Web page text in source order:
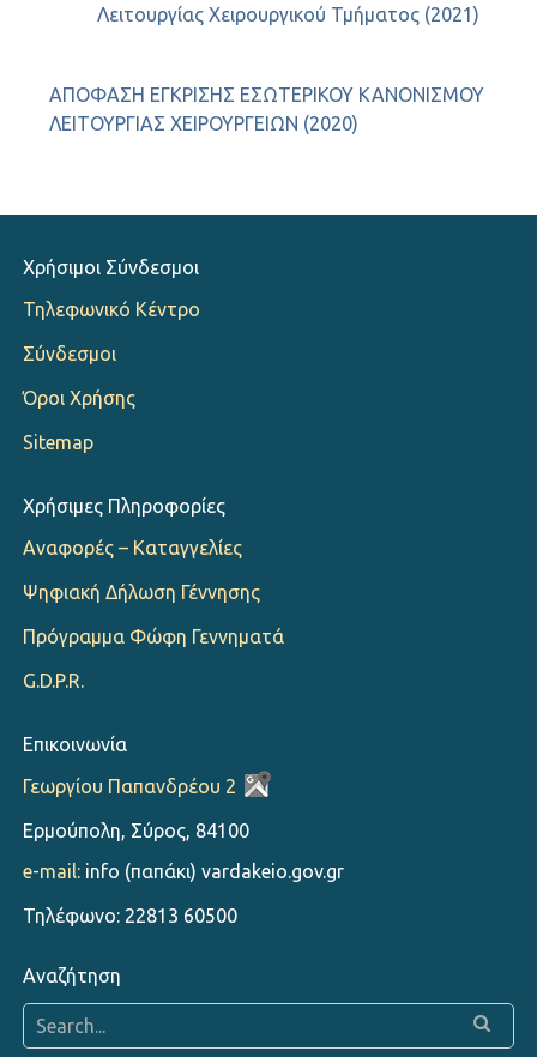
Λειτουργίας Χειρουργικού Τμήματος (2021)
ΑΠΟΦΑΣΗ ΕΓΚΡΙΣΗΣ ΕΣΩΤΕΡΙΚΟΥ ΚΑΝΟΝΙΣΜΟΥ
ΛΕΙΤΟΥΡΓΙΑΣ ΧΕΙΡΟΥΡΓΕΙΩΝ (2020)
Χρήσιμοι Σύνδεσμοι
Τηλεφωνικό Κέντρο
Σύνδεσμοι
Όροι Χρήσης
Sitemap
Χρήσιμες Πληροφορίες
Αναφορές – Καταγγελίες
Ψηφιακή Δήλωση Γέννησης
Πρόγραμμα Φώφη Γεννηματά
G.D.P.R.
Επικοινωνία
Γεωργίου Παπανδρέου 2
Ερμούπολη, Σύρος, 84100
e-mail:info (παπάκι) vardakeio.gov.gr
Τηλέφωνο: 22813 60500
Αναζήτηση